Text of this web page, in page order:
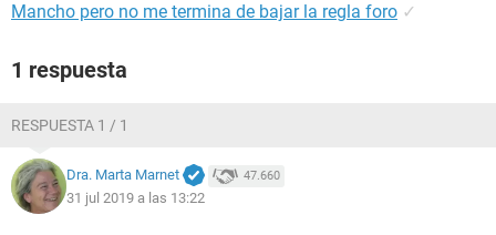
Mancho pero no me termina de bajar la regla foro ✓
1 respuesta
RESPUESTA 1 / 1
Dra. Marta Marnet 47.660
31 jul 2019 a las 13:22